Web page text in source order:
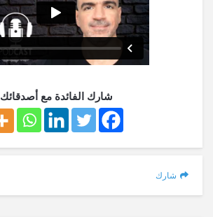
شارك الفائدة مع أصدقائك
شارك